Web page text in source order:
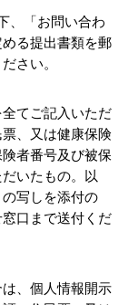
、「お問い合わ
る提出書類を郵
さい。
てご記入いただ
、又は健康保険
者番号及び被保
いたもの。以
写しを添付の
口まで送付くだ
、個人情報開示